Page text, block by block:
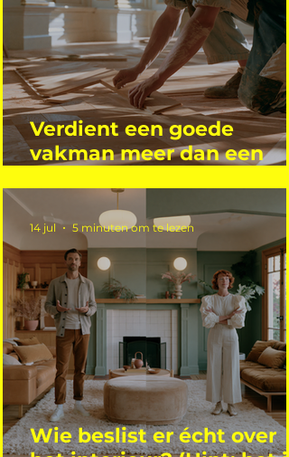
Verdient een goede
vakman meer dan een
Wie beslist er écht over
14 jul 5 minuten om te lezen